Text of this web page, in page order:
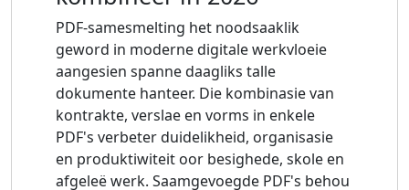
PDF-samesmelting het noodsaaklik
geword in moderne digitale werkvloeie
aangesien spanne daagliks talle
dokumente hanteer. Die kombinasie van
kontrakte, verslae en vorms in enkele
PDF's verbeter duidelikheid, organisasie
en produktiwiteit oor besighede, skole en
afgeleë werk. Saamgevoegde PDF's behou